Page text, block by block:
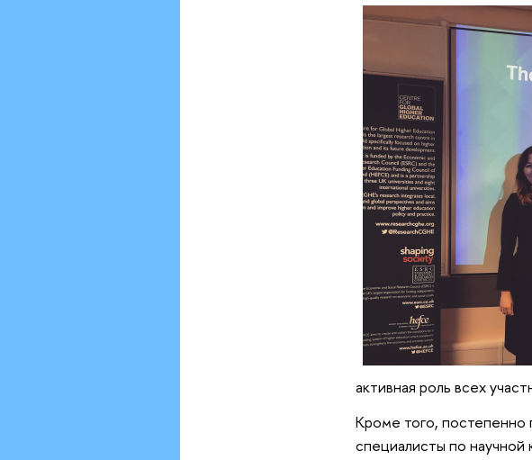
активная роль всех
Кроме того, постепенно
специалисты по научной